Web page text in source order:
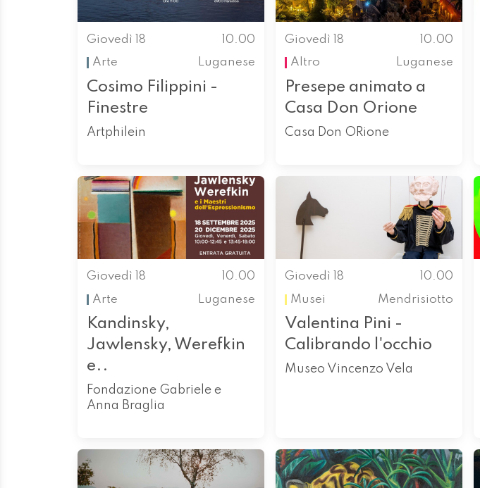
Giovedì 18
10.00
Arte
Luganese
Cosimo Filippini -
Finestre
Artphilein
Giovedì 18
10.00
Altro
Luganese
Presepe animato a
Casa Don Orione
Casa Don ORione
Giovedì 18
10.00
Arte
Luganese
Kandinsky,
Jawlensky, Werefkin
e..
Fondazione Gabriele e
Anna Braglia
Giovedì 18
10.00
Musei
Mendrisiotto
Valentina Pini -
Calibrando l'occhio
Museo Vincenzo Vela